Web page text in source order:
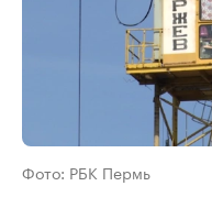
Фото: РБК Пермь